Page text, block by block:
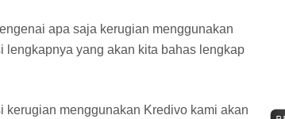
apa saja kerugian menggunakan
lengkapnya yang akan kita bahas lengkap
menggunakan Kredivo kami akan